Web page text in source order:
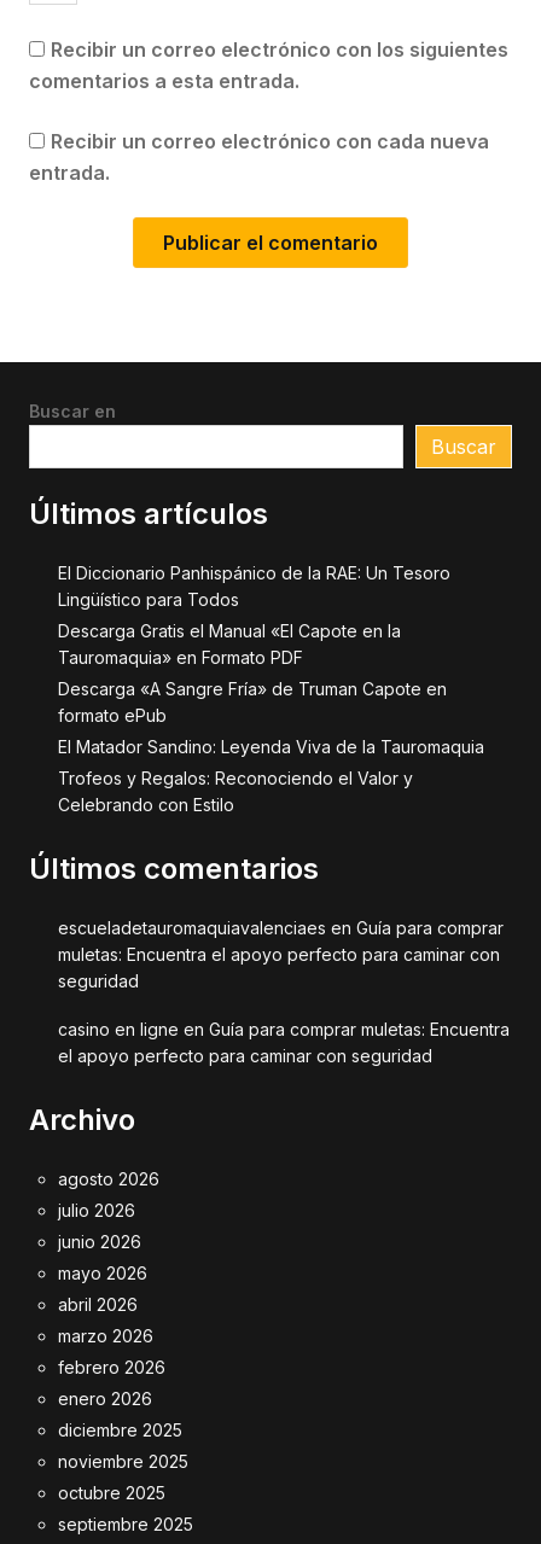
Recibir un correo electrónico con los siguientes
comentarios a esta entrada.
Recibir un correo electrónico con cada nueva
entrada.
Buscar en
Buscar
Últimos artículos
El Diccionario Panhispánico de la RAE: Un Tesoro
Lingüístico para Todos
Descarga Gratis el Manual «El Capote en la
Tauromaquia» en Formato PDF
Descarga «A Sangre Fría» de Truman Capote en
formato ePub
El Matador Sandino: Leyenda Viva de la Tauromaquia
Trofeos y Regalos: Reconociendo el Valor y
Celebrando con Estilo
Últimos comentarios
escueladetauromaquiavalenciaes en Guía para comprar
muletas: Encuentra el apoyo perfecto para caminar con
seguridad
casino en ligne en Guía para comprar muletas: Encuentra
el apoyo perfecto para caminar con seguridad
Archivo
agosto 2026
julio 2026
junio 2026
mayo 2026
abril 2026
marzo 2026
febrero 2026
enero 2026
diciembre 2025
noviembre 2025
octubre 2025
septiembre 2025